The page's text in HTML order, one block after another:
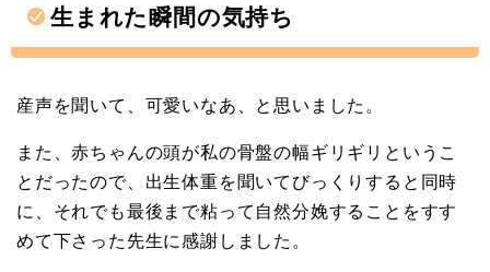
生まれた瞬間の気持ち
産声を聞いて、可愛いなあ、と思いました。
また、赤ちゃんの頭が私の骨盤の幅ギリギリというこ
とだったので、出生体重を聞いてびっくりすると同時
に、それでも最後まで粘って自然分娩することをすす
めて下さった先生に感謝しました。